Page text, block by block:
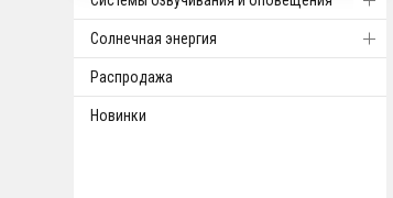
Солнечная энергия
Распродажа
Новинки